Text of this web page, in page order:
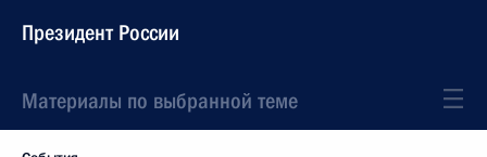
Президент России
Материалы по выбранной теме